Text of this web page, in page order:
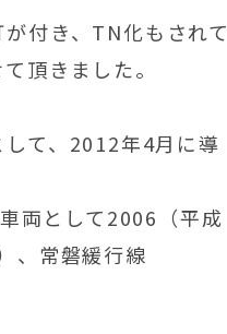
付き、TN化もされて
頂きました。
て、2012年4月に導
両として2006（平成
、常磐緩行線